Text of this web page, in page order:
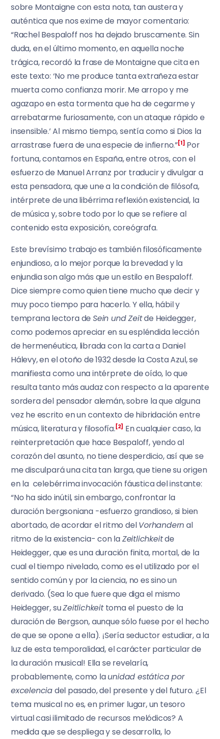
sobre Montaigne con esta nota, tan austera y
auténtica que nos exime de mayor comentario:
“Rachel Bespaloff nos ha dejado bruscamente. Sin
duda, en el último momento, en aquella noche
trágica, recordó la frase de Montaigne que cita en
este texto: ‘No me produce tanta extrañeza estar
muerta como confianza morir. Me arropo y me
agazapo en esta tormenta que ha de cegarme y
arrebatarme furiosamente, con un ataque rápido e
insensible.’ Al mismo tiempo, sentía como si Dios la
arrastrase fuera de una especie de infierno.”[1] Por
fortuna, contamos en España, entre otros, con el
esfuerzo de Manuel Arranz por traducir y divulgar a
esta pensadora, que une a la condición de filósofa,
intérprete de una libérrima reflexión existencial, la
de música y, sobre todo por lo que se refiere al
contenido esta exposición, coreógrafa.
Este brevísimo trabajo es también filosóficamente
enjundioso, a lo mejor porque la brevedad y la
enjundia son algo más que un estilo en Bespaloff.
Dice siempre como quien tiene mucho que decir y
muy poco tiempo para hacerlo. Y ella, hábil y
temprana lectora deSein und Zeitde Heidegger,
como podemos apreciar en su espléndida lección
de hermenéutica, librada con la carta a Daniel
Hálevy, en el otoño de 1932 desde la Costa Azul, se
manifiesta como una intérprete de oído, lo que
resulta tanto más audaz con respecto a la aparente
sordera del pensador alemán, sobre la que alguna
vez he escrito en un contexto de hibridación entre
música, literatura y filosofía. [2] En cualquier caso, la
reinterpretación que hace Bespaloff, yendo al
corazón del asunto, no tiene desperdicio, así que se
me disculpará una cita tan larga, que tiene su origen
en la celebérrima invocación fáustica del instante:
“No ha sido inútil, sin embargo, confrontar la
duración bergsoniana -esfuerzo grandioso, si bien
abortado, de acordar el ritmo delVorhandernal
ritmo de la existencia- con laZeitlichkeitde
Heidegger, que es una duración finita, mortal, de la
cual el tiempo nivelado, como es el utilizado por el
sentido común y por la ciencia, no es sino un
derivado. (Sea lo que fuere que diga el mismo
Heidegger, suZeitlichkeittoma el puesto de la
duración de Bergson, aunque sólo fuese por el hecho
de que se opone a ella). ¡Sería seductor estudiar, a la
luz de esta temporalidad, el carácter particular de
la duración musical! Ella se revelaría,
probablemente, como launidad estática por
excelenciadel pasado, del presente y del futuro. ¿El
tema musical no es, en primer lugar, un tesoro
virtual casi ilimitado de recursos melódicos? A
medida que se despliega y se desarrolla, lo